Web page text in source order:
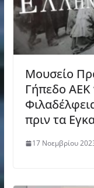
Μουσείο
Γήπεδο ΑΕΚ
πριν τα
17 Νοεμβρίου